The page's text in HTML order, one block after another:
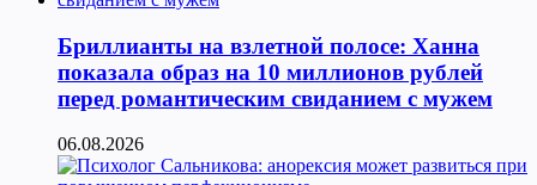
Бриллианты на взлетной полосе: Ханна
показала образ на 10 миллионов рублей
перед романтическим свиданием с мужем
06.08.2026